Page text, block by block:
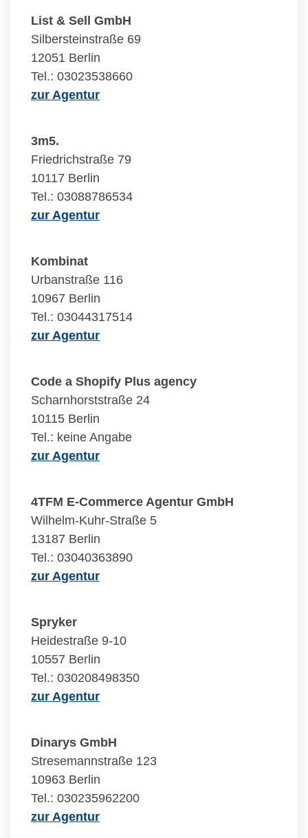
List & Sell GmbH
Silbersteinstraße 69
12051 Berlin
Tel.: 03023538660
zur Agentur
3m5.
Friedrichstraße 79
10117 Berlin
Tel.: 03088786534
zur Agentur
Kombinat
Urbanstraße 116
10967 Berlin
Tel.: 03044317514
zur Agentur
Code a Shopify Plus agency
Scharnhorststraße 24
10115 Berlin
Tel.: keine Angabe
zur Agentur
4TFM E-Commerce Agentur GmbH
Wilhelm-Kuhr-Straße 5
13187 Berlin
Tel.: 03040363890
zur Agentur
Spryker
Heidestraße 9-10
10557 Berlin
Tel.: 030208498350
zur Agentur
Dinarys GmbH
Stresemannstraße 123
10963 Berlin
Tel.: 030235962200
zur Agentur